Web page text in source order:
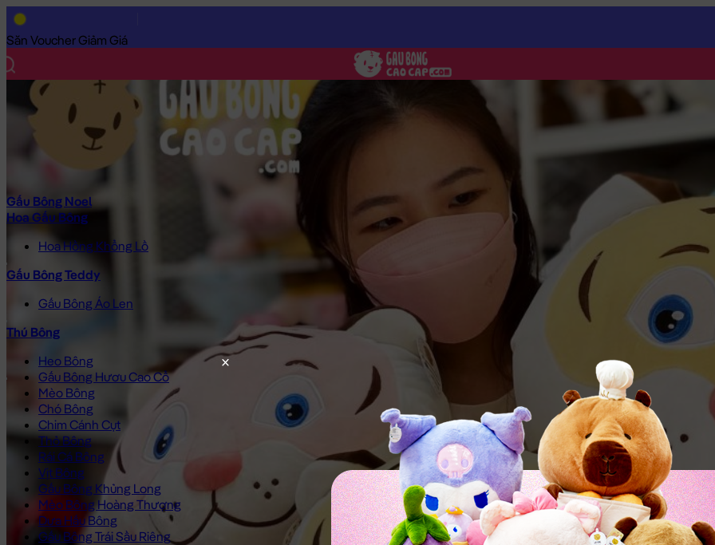
Săn Voucher Giảm Giá
Gấu Bông Noel
Hoa Gấu Bông
Hoa Hồng Khổng Lồ
Gấu Bông Teddy
Gấu Bông Áo Len
Thú Bông
Heo Bông
Gấu Bông Hươu Cao Cổ
Mèo Bông
Chó Bông
Chim Cánh Cụt
Thỏ Bông
Rái Cá Bông
Vịt Bông
Gấu Bông Khủng Long
Mèo Bông Hoàng Thượng
Dưa Hấu Bông
Gấu Bông Trái Sầu Riêng
Trang Chủ